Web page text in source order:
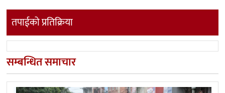
तपाईको प्रतिक्रिया
सम्बन्धित समाचार